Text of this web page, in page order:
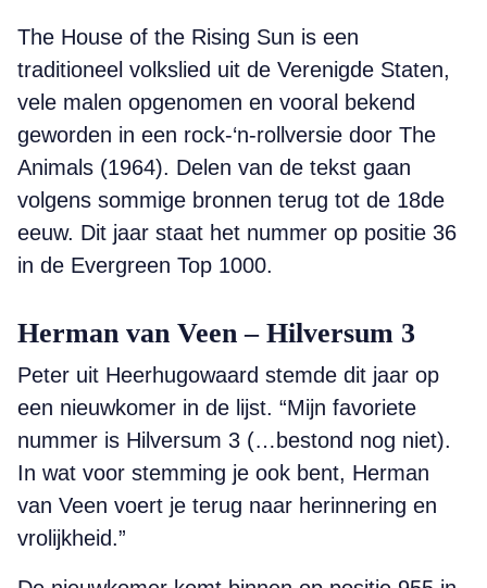
The House of the Rising Sun is een
traditioneel volkslied uit de Verenigde Staten,
vele malen opgenomen en vooral bekend
geworden in een rock-‘n-rollversie door The
Animals (1964). Delen van de tekst gaan
volgens sommige bronnen terug tot de 18de
eeuw. Dit jaar staat het nummer op positie 36
in de Evergreen Top 1000.
Herman van Veen – Hilversum 3
Peter uit Heerhugowaard stemde dit jaar op
een nieuwkomer in de lijst. “Mijn favoriete
nummer is Hilversum 3 (…bestond nog niet).
In wat voor stemming je ook bent, Herman
van Veen voert je terug naar herinnering en
vrolijkheid.”